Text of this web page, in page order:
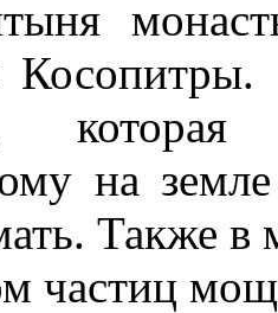
Косопитры.
на
Также в
частиц